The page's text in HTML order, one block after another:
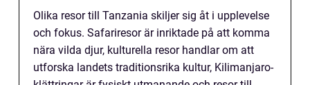
Olika resor till Tanzania skiljer sig åt i upplevelse
och fokus. Safariresor är inriktade på att komma
nära vilda djur, kulturella resor handlar om att
utforska landets traditionsrika kultur, Kilimanjaro-